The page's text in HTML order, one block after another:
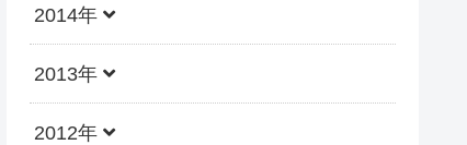
2014年
2013年
2012年